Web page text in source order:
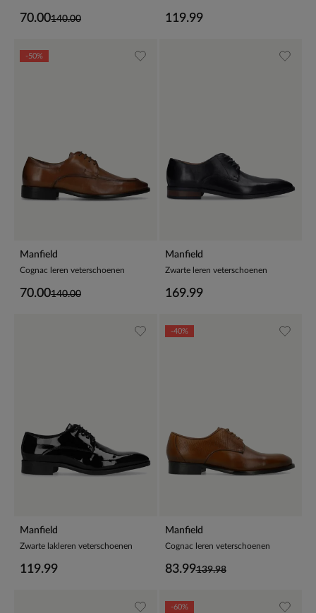
140.00
70.00 119.99
Manfield
Cognac leren veterschoenen
140.00
70.00
-50%
Manfield
Zwarte leren veterschoenen
169.99
Manfield
Zwarte lakleren veterschoenen
119.99
Manfield
Cognac leren veterschoenen
139.98
83.99
-40%
-60%